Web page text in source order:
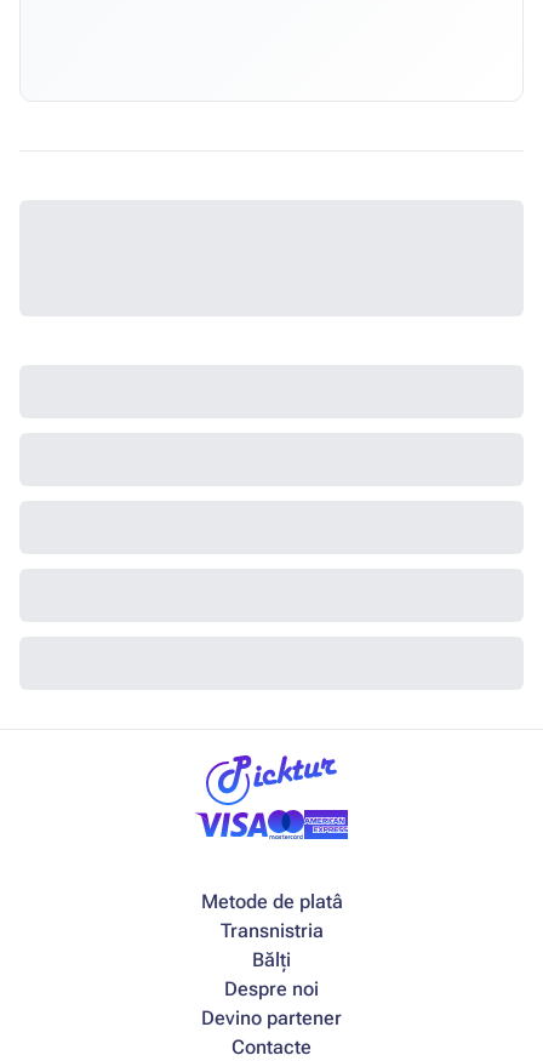
Metode de platâ
Transnistria
Bălți
Despre noi
Devino partener
Contacte